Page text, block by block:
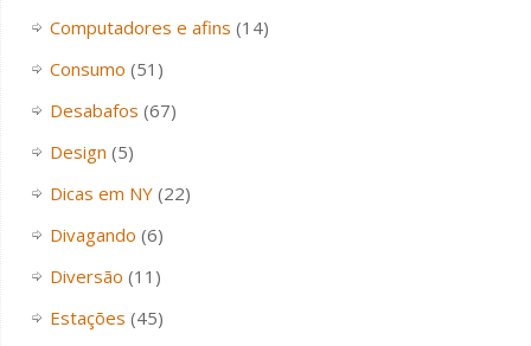
Computadores e afins (14)
Consumo (51)
Desabafos (67)
Design (5)
Dicas em NY(22)
Divagando (6)
Diversão (11)
Estações (45)